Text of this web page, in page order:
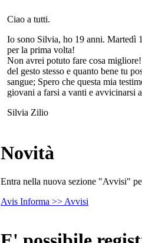
Ciao a tutti.
Io sono Silvia, ho 19 anni. Martedì
per la prima volta!
Non avrei potuto fare cosa
del gesto stesso e quanto bene tu
sangue; Spero che questa mia
giovani a farsi a vanti e avvicinarsi
Silvia Zilio
Novità
Entra nella nuova sezione "Avvisi"
Avis Informa >> Avvisi